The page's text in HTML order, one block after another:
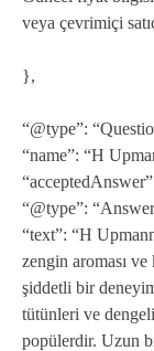
veya çevrimiçi
},
“@type”:
“name”: “H
“@type”:
“text”: “H
zengin aroması
şiddetli bir
tütünleri ve
popülerdir. Uzun